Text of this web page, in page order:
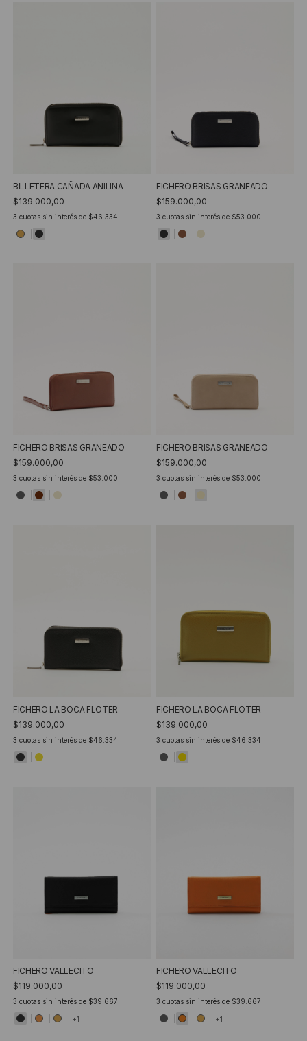
BILLETERA CAÑADA ANILINA
$139.000,00
3 cuotas sin interés de $46.334
FICHERO BRISAS GRANEADO
$159.000,00
3 cuotas sin interés de $53.000
FICHERO BRISAS GRANEADO
$159.000,00
3 cuotas sin interés de $53.000
FICHERO BRISAS GRANEADO
$159.000,00
3 cuotas sin interés de $53.000
FICHERO LA BOCA FLOTER
$139.000,00
3 cuotas sin interés de $46.334
FICHERO LA BOCA FLOTER
$139.000,00
3 cuotas sin interés de $46.334
FICHERO VALLECITO
$119.000,00
3 cuotas sin interés de $39.667
+1
FICHERO VALLECITO
$119.000,00
3 cuotas sin interés de $39.667
+1